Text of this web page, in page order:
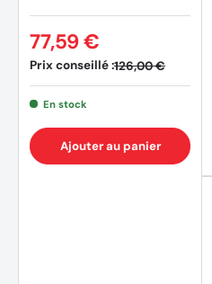
Prix conseillé :126,00 €
77,59 €
En stock
Ajouter au panier